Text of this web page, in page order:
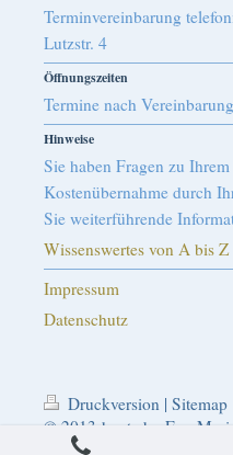
Terminvereinbarung
Lutzstr. 4
Öffnungszeiten
Termine nach Vereinbarung
Hinweise
Sie haben Fragen zu
Kostenübernahme durch
Sie weiterführende
Wissenswertes von A bis Z
Impressum
Datenschutz
Druckversion | Sitemap
© 2013-heute by Eva-Maria
Hauer